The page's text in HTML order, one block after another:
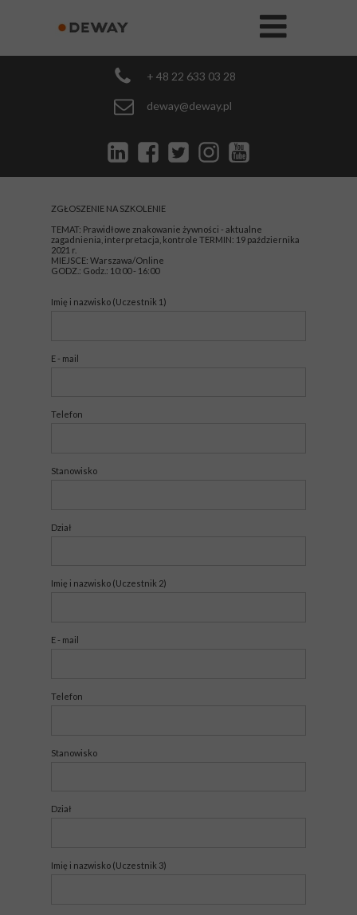
ZGŁOSZENIE NA SZKOLENIE
TEMAT: Prawidłowe znakowanie żywności - aktualne
zagadnienia, interpretacja, kontrole TERMIN: 19 października
2021 r.
MIEJSCE: Warszawa/Online
GODZ.: Godz.: 10:00 - 16:00
Imię i nazwisko (Uczestnik 1)
E - mail
Telefon
Stanowisko
Dział
Imię i nazwisko (Uczestnik 2)
E - mail
Telefon
Stanowisko
Dział
Imię i nazwisko (Uczestnik 3)
+ 48 22 633 03 28
deway@deway.pl